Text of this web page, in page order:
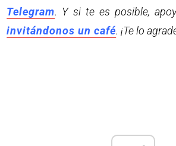
Telegram. Y si te es posible,
invitándonos un café. ¡Te lo